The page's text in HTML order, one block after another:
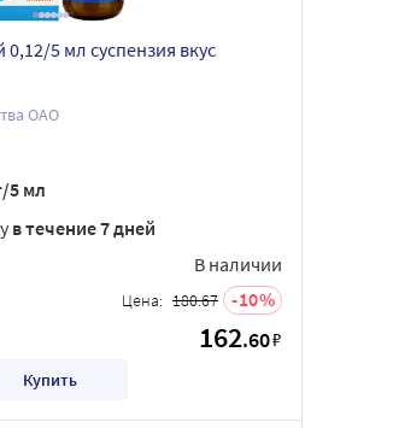
5 мл суспензия вкус
ОАО
5 мл
в течение 7 дней
В наличии
Цена: 180.67 10
162.60₽
Купить